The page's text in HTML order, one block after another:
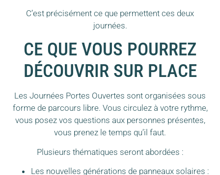
C’est précisément ce que permettent ces deux
journées.
CE QUE VOUS POURREZ
DÉCOUVRIR SUR PLACE
Les Journées Portes Ouvertes sont organisées sous
forme de parcours libre. Vous circulez à votre rythme,
vous posez vos questions aux personnes présentes,
vous prenez le temps qu’il faut.
Plusieurs thématiques seront abordées :
Les nouvelles générations de panneaux solaires :